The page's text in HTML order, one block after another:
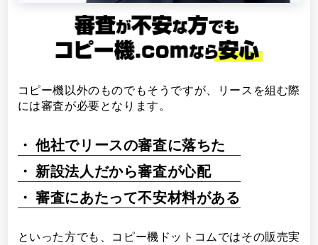
コピー機以外のものでもそうですが、リースを組む際
には審査が必要となります。
他社でリースの審査に落ちた
新設法人だから審査が心配
審査にあたって不安材料がある
といった方でも、コピー機ドットコムではその販売実